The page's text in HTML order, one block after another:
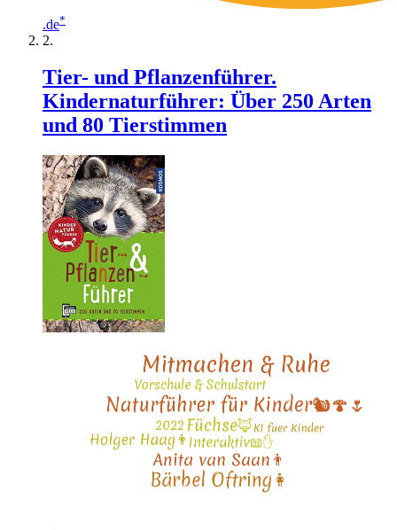
.de*
Tier- und Pflanzenführer.
Kindernaturführer: Über 250 Arten
und 80 Tierstimmen